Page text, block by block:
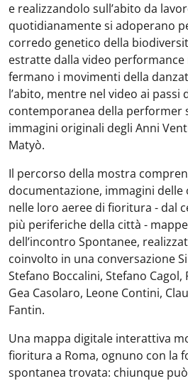
e realizzandolo sull’abito da
quotidianamente si adoperano
corredo genetico della
estratte dalla video performance
fermano i movimenti della
l’abito, mentre nel video ai passi
contemporanea della performer
immagini originali degli Anni
Matyò.
Il percorso della mostra
documentazione, immagini
nelle loro aeree di fioritura - dal
più periferiche della città -
dell’incontro Spontanee,
coinvolto in una conversazione
Stefano Boccalini, Stefano Cagol,
Gea Casolaro, Leone Contini,
Fantin.
Una mappa digitale interattiva
fioritura a Roma, ognuno con la
spontanea trovata: chiunque